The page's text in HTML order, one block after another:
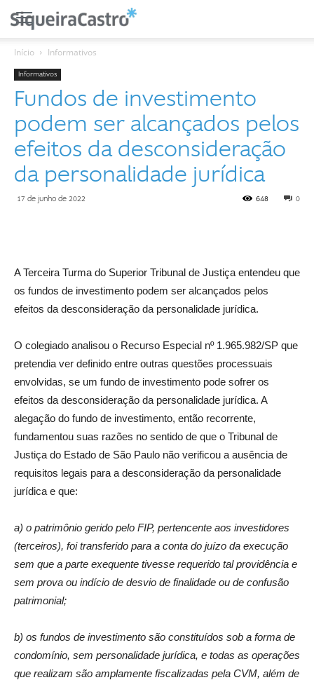
Início Informativos
Informativos
Fundos de investimento
podem ser alcançados pelos
efeitos da desconsideração
da personalidade jurídica
17 de junho de 2022 0
648
A Terceira Turma do Superior Tribunal de Justiça entendeu que
os fundos de investimento podem ser alcançados pelos
efeitos da desconsideração da personalidade jurídica.
O colegiado analisou o Recurso Especial nº 1.965.982/SP que
pretendia ver definido entre outras questões processuais
envolvidas, se um fundo de investimento pode sofrer os
efeitos da desconsideração da personalidade jurídica. A
alegação do fundo de investimento, então recorrente,
fundamentou suas razões no sentido de que o Tribunal de
Justiça do Estado de São Paulo não verificou a ausência de
requisitos legais para a desconsideração da personalidade
jurídica e que:
a) o patrimônio gerido pelo FIP, pertencente aos investidores
(terceiros), foi transferido para a conta do juízo da execução
sem que a parte exequente tivesse requerido tal providência e
sem prova ou indício de desvio de finalidade ou de confusão
patrimonial;
b) os fundos de investimento são constituídos sob a forma de
condomínio, sem personalidade jurídica, e todas as operações
que realizam são amplamente fiscalizadas pela CVM, além de